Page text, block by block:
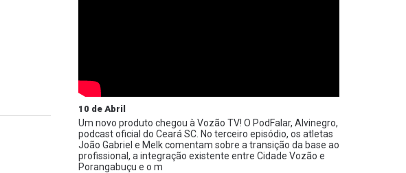
10 de Abril
Um novo produto chegou à Vozão TV! O PodFalar, Alvinegro,
podcast oficial do Ceará SC. No terceiro episódio, os atletas
João Gabriel e Melk comentam sobre a transição da base ao
profissional, a integração existente entre Cidade Vozão e
Porangabuçu e o m